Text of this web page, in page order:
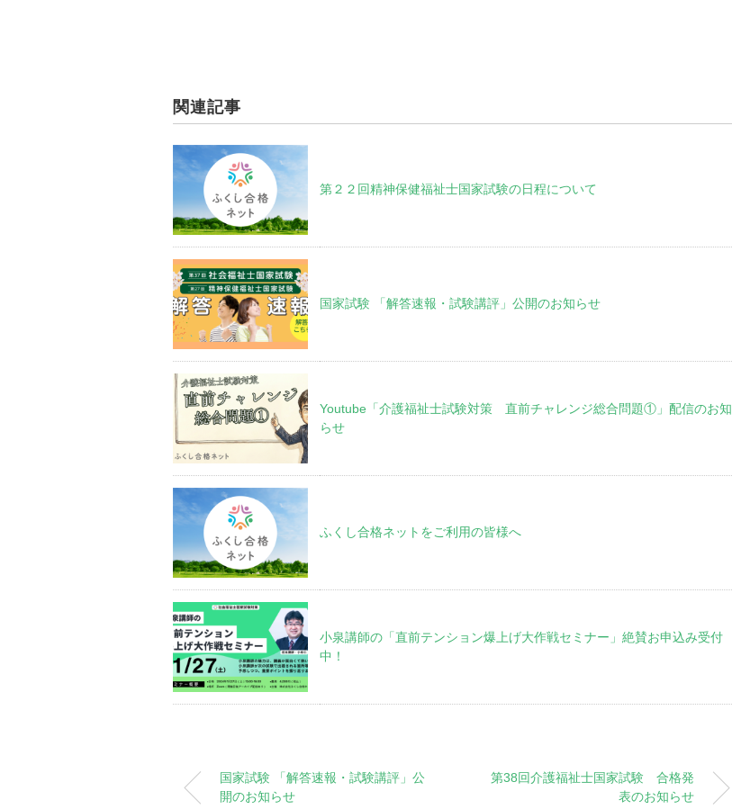
関連記事
第２２回精神保健福祉士国家試験の日程について
国家試験 「解答速報・試験講評」公開のお知らせ
Youtube「介護福祉士試験対策 直前チャレンジ総合問題①」配信のお知
らせ
ふくし合格ネットをご利用の皆様へ
小泉講師の「直前テンション爆上げ大作戦セミナー」絶賛お申込み受付
中！
国家試験 「解答速報・試験講評」公
開のお知らせ
第38回介護福祉士国家試験 合格発
表のお知らせ